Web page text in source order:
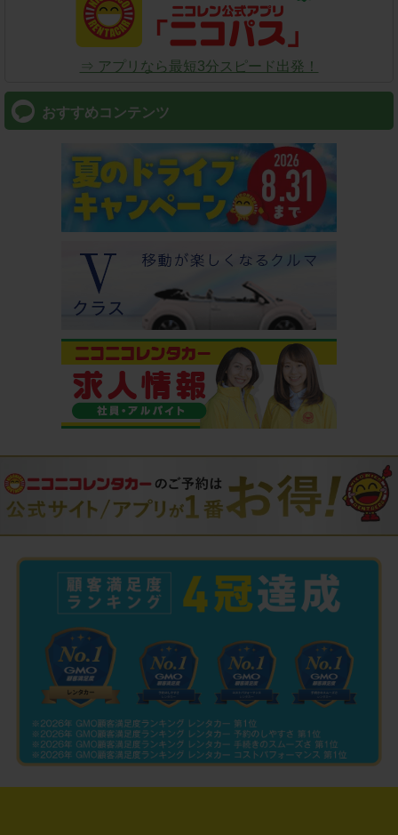
⇒ アプリなら最短3分スピード出発！
おすすめコンテンツ